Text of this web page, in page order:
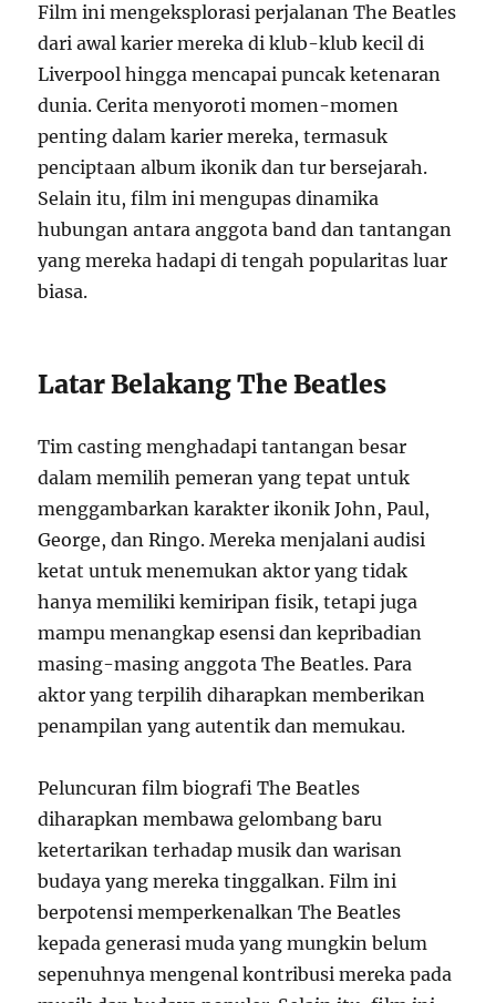
Film ini mengeksplorasi perjalanan The Beatles
dari awal karier mereka di klub-klub kecil di
Liverpool hingga mencapai puncak ketenaran
dunia. Cerita menyoroti momen-momen
penting dalam karier mereka, termasuk
penciptaan album ikonik dan tur bersejarah.
Selain itu, film ini mengupas dinamika
hubungan antara anggota band dan tantangan
yang mereka hadapi di tengah popularitas luar
biasa.
Latar Belakang The Beatles
Tim casting menghadapi tantangan besar
dalam memilih pemeran yang tepat untuk
menggambarkan karakter ikonik John, Paul,
George, dan Ringo. Mereka menjalani audisi
ketat untuk menemukan aktor yang tidak
hanya memiliki kemiripan fisik, tetapi juga
mampu menangkap esensi dan kepribadian
masing-masing anggota The Beatles. Para
aktor yang terpilih diharapkan memberikan
penampilan yang autentik dan memukau.
Peluncuran film biografi The Beatles
diharapkan membawa gelombang baru
ketertarikan terhadap musik dan warisan
budaya yang mereka tinggalkan. Film ini
berpotensi memperkenalkan The Beatles
kepada generasi muda yang mungkin belum
sepenuhnya mengenal kontribusi mereka pada